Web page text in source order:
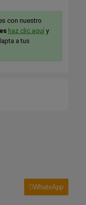
con nuestro
haz clic aquí y
a tus
WhatsApp